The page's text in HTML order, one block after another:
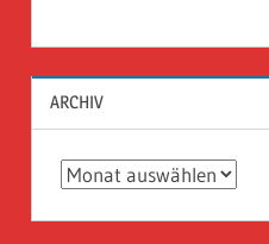
ARCHIV
Archiv